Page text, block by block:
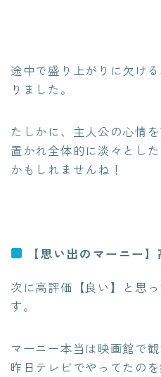
途中で盛り上がりに欠け
りました。
たしかに、主人公の心情
置かれ全体的に淡々とし
かもしれませんね！
【思い出のマーニー
次に高評価【良い】と思
す。
マーニー本当は映画館で
昨日テレビでやってたのを